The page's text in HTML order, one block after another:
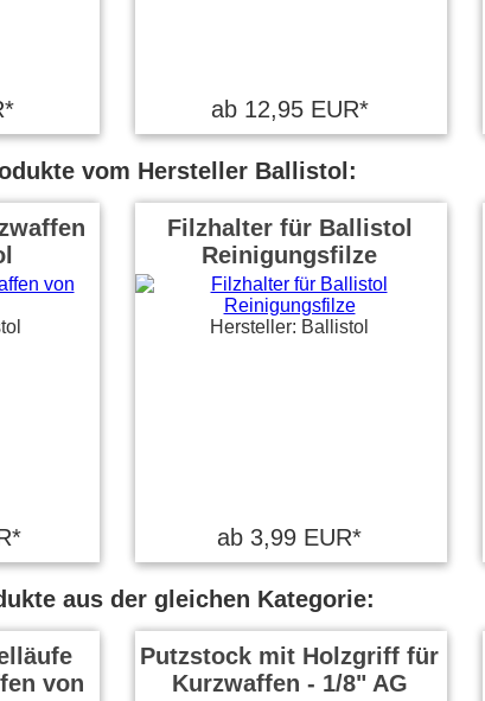
ab 12,95 EUR*
vom Hersteller Ballistol:
Filzhalter für Ballistol
Reinigungsfilze
Hersteller: Ballistol
ab 3,99 EUR*
aus der gleichen Kategorie:
von
Putzstock mit Holzgriff für
Kurzwaffen - 1/8" AG